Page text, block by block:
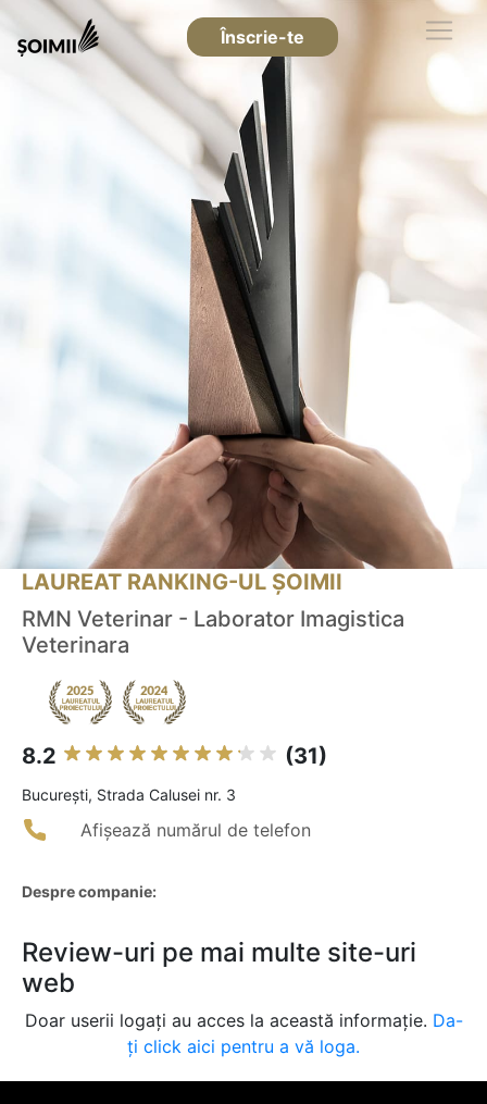
Înscrie-te
LAUREAT RANKING-UL ȘOIMII
RMN Veterinar - Laborator Imagistica
Veterinara
8.2 (31)
Bucureşti, Strada Calusei nr. 3
Afișează numărul de telefon
Despre companie:
Review-uri pe mai multe site-uri
web
Doar userii logați au acces la această informație. Da-
ți click aici pentru a vă loga.